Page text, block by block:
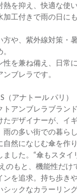
熱を抑え、快適な使
加工付きで雨の日に
方や、紫外線対策・
性を兼ね備え、日常
ブレラです。
（アナトール パリ）
アンブレラブランド
たデザイナーが、イ
の多い街での暮ら
自然になじむ傘を作
ました。“傘もスタイ
のもと、機能性だけ
ンを追求。持ち歩き
ックなカラーリン